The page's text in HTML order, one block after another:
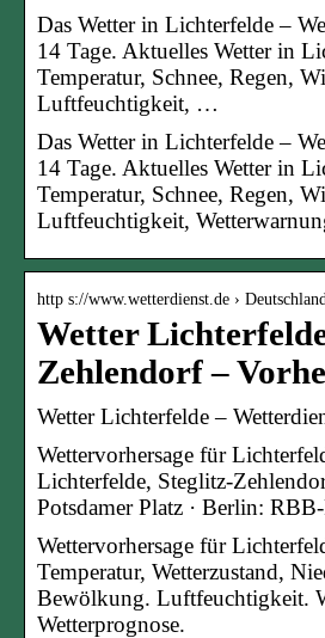
Das Wetter in Lichterfelde –
14 Tage. Aktuelles Wetter in
Temperatur, Schnee, Regen,
Luftfeuchtigkeit, …
Das Wetter in Lichterfelde –
14 Tage. Aktuelles Wetter in
Temperatur, Schnee, Regen,
Luftfeuchtigkeit,
http s://www.wetterdienst.de ›
Wetter
Zehlendorf –
Wetter Lichterfelde –
Wettervorhersage für
Lichterfelde, Steglitz-
Potsdamer Platz · Berlin:
Wettervorhersage für
Temperatur, Wetterzustand,
Bewölkung. Luftfeuchtigkeit.
Wetterprognose.